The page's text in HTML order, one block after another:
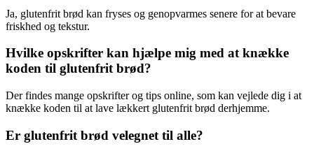
Ja, glutenfrit brød kan fryses og genopvarmes senere for at bevare
friskhed og tekstur.
Hvilke opskrifter kan hjælpe mig med at knække
koden til glutenfrit brød?
Der findes mange opskrifter og tips online, som kan vejlede dig i at
knække koden til at lave lækkert glutenfrit brød derhjemme.
Er glutenfrit brød velegnet til alle?